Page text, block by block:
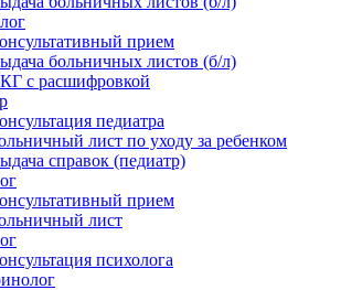
прием
больничных листов (б/л)
с расшифровкой
педиатра
лист по уходу за ребенком
справок (педиатр)
прием
лист
психолога